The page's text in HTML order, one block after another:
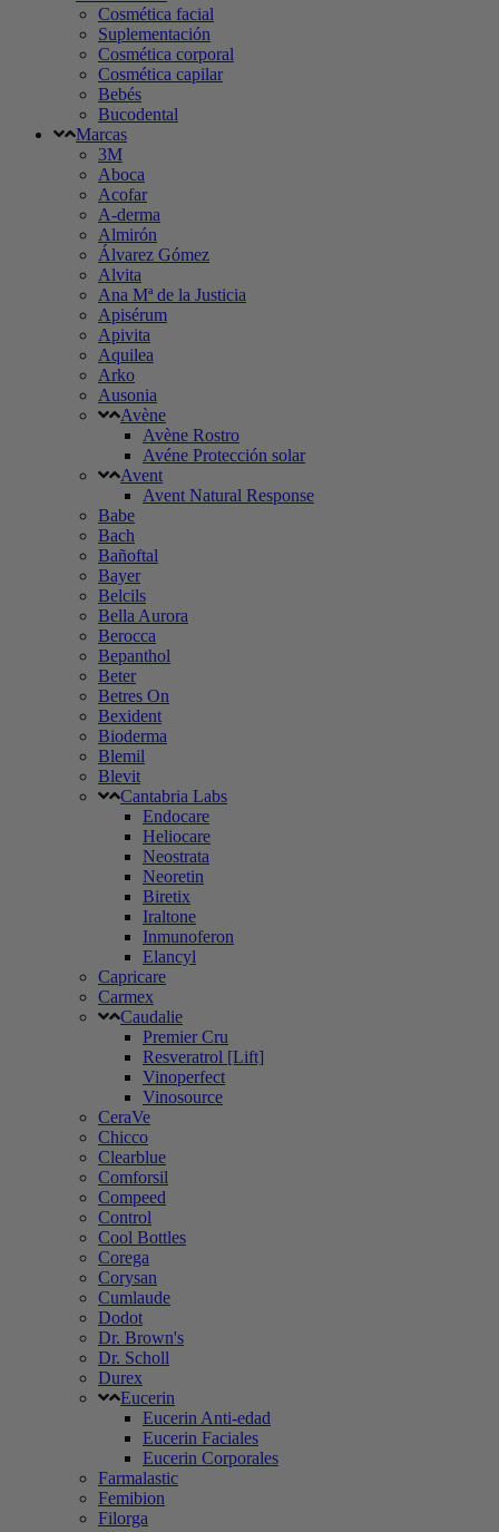
Cosmética facial
Suplementación
Cosmética corporal
Cosmética capilar
Bebés
Bucodental
Marcas
3M
Aboca
Acofar
A-derma
Almirón
Álvarez Gómez
Alvita
Ana Mª de la Justicia
Apisérum
Apivita
Aquilea
Arko
Ausonia
Avène
Avène Rostro
Avéne Protección solar
Avent
Avent Natural Response
Babe
Bach
Bañoftal
Bayer
Belcils
Bella Aurora
Berocca
Bepanthol
Beter
Betres On
Bexident
Bioderma
Blemil
Blevit
Cantabria Labs
Endocare
Heliocare
Neostrata
Neoretin
Biretix
Iraltone
Inmunoferon
Elancyl
Capricare
Carmex
Caudalie
Premier Cru
Resveratrol [Lift]
Vinoperfect
Vinosource
CeraVe
Chicco
Clearblue
Comforsil
Compeed
Control
Cool Bottles
Corega
Corysan
Cumlaude
Dodot
Dr. Brown's
Dr. Scholl
Durex
Eucerin
Eucerin Anti-edad
Eucerin Faciales
Eucerin Corporales
Farmalastic
Femibion
Filorga